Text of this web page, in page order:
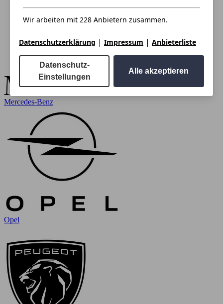
Mercedes-Benz
Opel
Wir arbeiten mit 228 Anbietern zusammen.
Datenschutzerklärung | Impressum | Anbieterliste
Datenschutz-
Einstellungen
Alle akzeptieren